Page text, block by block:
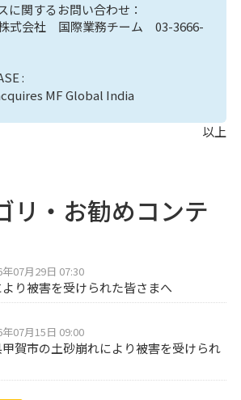
に関するお問い合わせ：
式会社 国際業務チーム 03-3666-
:
MF Global India
以上
リ・お勧めコンテ
年07月29日 07:30
り被害を受けられた皆さまへ
年07月15日 09:00
賀市の土砂崩れにより被害を受けられ